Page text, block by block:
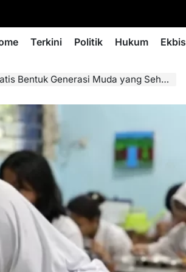
Terkini Politik Hukum Ekbis
Generasi Muda yang Sehat dan Produktif